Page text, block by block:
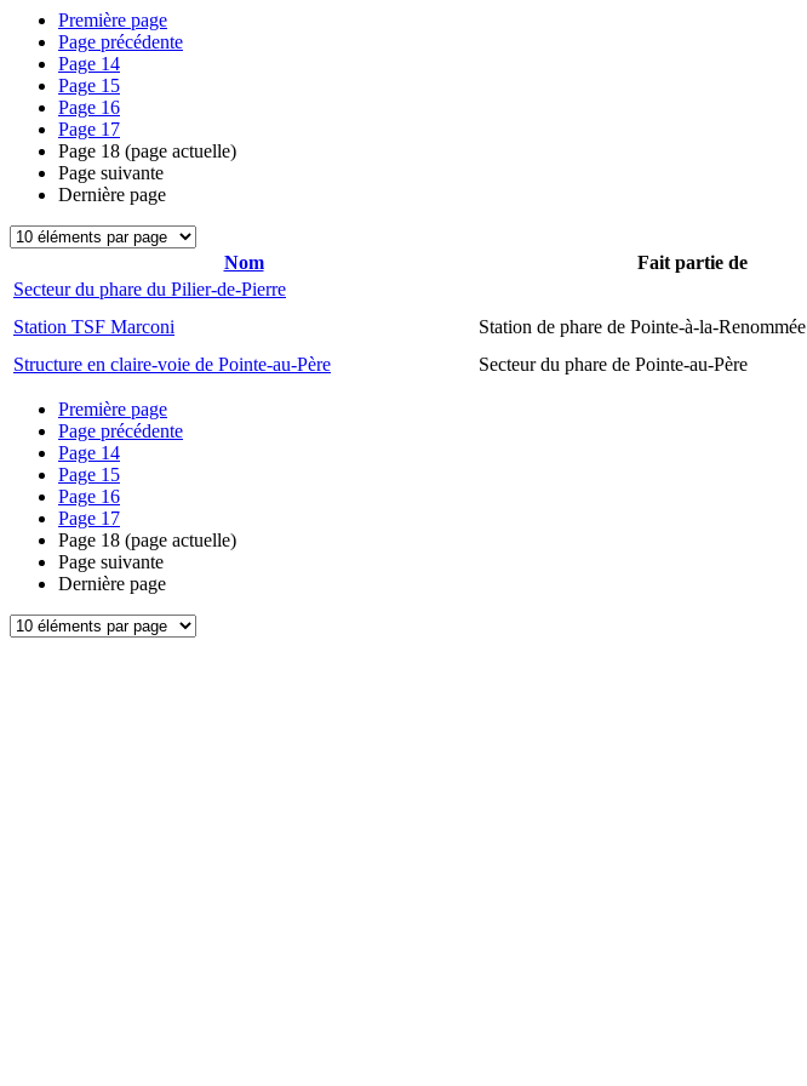
Première page
Page précédente
Page 14
Page 15
Page 16
Page 17
Page 18 (page actuelle)
Page suivante
Dernière page
Nom Fait partie de
Secteur du phare du Pilier-de-Pierre
Station TSF Marconi
Station de phare de Pointe-à-la-Renommée
Structure en claire-voie de Pointe-au-Père
Secteur du phare de Pointe-au-Père
Première page
Page précédente
Page 14
Page 15
Page 16
Page 17
Page 18 (page actuelle)
Page suivante
Dernière page